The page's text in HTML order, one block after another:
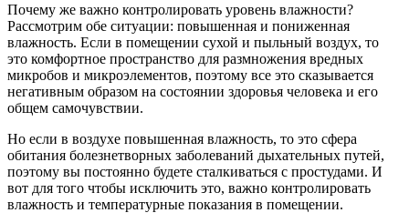
Почему же важно контролировать уровень влажности?
Рассмотрим обе ситуации: повышенная и пониженная
влажность. Если в помещении сухой и пыльный воздух, то
это комфортное пространство для размножения вредных
микробов и микроэлементов, поэтому все это сказывается
негативным образом на состоянии здоровья человека и его
общем самочувствии.
Но если в воздухе повышенная влажность, то это сфера
обитания болезнетворных заболеваний дыхательных путей,
поэтому вы постоянно будете сталкиваться с простудами. И
вот для того чтобы исключить это, важно контролировать
влажность и температурные показания в помещении.